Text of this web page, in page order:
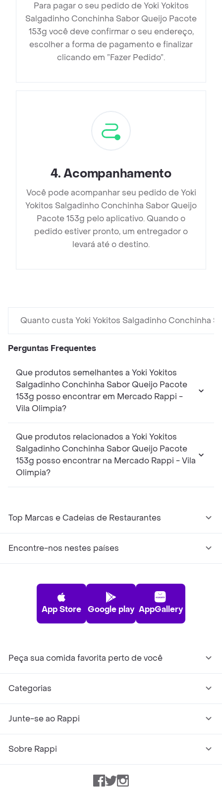
Para pagar o seu pedido de Yoki Yokitos
Salgadinho Conchinha Sabor Queijo Pacote
153g você deve confirmar o seu endereço,
escolher a forma de pagamento e finalizar
clicando em ”Fazer Pedido”.
4.Acompanhamento
Você pode acompanhar seu pedido de Yoki
Yokitos Salgadinho Conchinha Sabor Queijo
Pacote 153g pelo aplicativo. Quando o
pedido estiver pronto, um entregador o
levará até o destino.
Quanto custa Yoki Yokitos Salgadinho Conchinha
Perguntas Frequentes
Que produtos semelhantes a Yoki Yokitos
Salgadinho Conchinha Sabor Queijo Pacote
153g posso encontrar em Mercado Rappi -
Vila Olimpia?
Que produtos relacionados a Yoki Yokitos
Salgadinho Conchinha Sabor Queijo Pacote
153g posso encontrar na Mercado Rappi - Vila
Olimpia?
Top Marcas e Cadeias de Restaurantes
Encontre-nos nestes países
App Store Google play AppGallery
Peça sua comida favorita perto de você
Categorias
Junte-se ao Rappi
Sobre Rappi
Facebook
TwitterInstagram